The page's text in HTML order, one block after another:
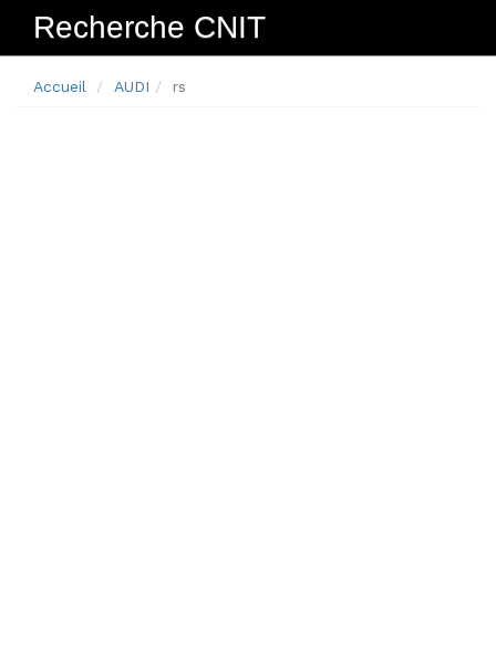
Recherche CNIT
Accueil AUDI rs